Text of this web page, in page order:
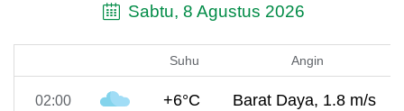
Sabtu, 8 Agustus 2026
Suhu Angin
02:00 +6°C Barat Daya, 1.8 m/s